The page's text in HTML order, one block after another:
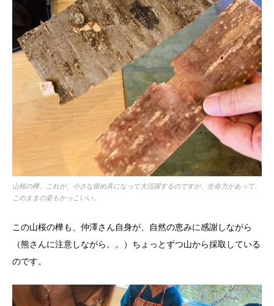
山桜の樺。これが、小さな留め具になって大活躍するのですが、生命力があって、
このままの姿もかっこいい。
この山桜の樺も、仲澤さん自身が、自然の恵みに感謝しながら
（熊さんに注意しながら。。）ちょっとずつ山から採取している
のです。